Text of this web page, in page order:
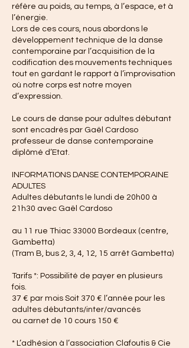
réfère au poids, au temps, à l’espace, et à
l’énergie.
Lors de ces cours, nous abordons le
développement technique de la danse
contemporaine par l’acquisition de la
codification des mouvements techniques
tout en gardant le rapport à l’improvisation
où notre corps est notre moyen
d’expression.
Le cours de danse pour adultes débutant
sont encadrés par Gaël Cardoso
professeur de danse contemporaine
diplômé d’Etat.
INFORMATIONS DANSE CONTEMPORAINE
ADULTES
Adultes débutants le lundi de 20h00 à
21h30 avec Gaël Cardoso
au 11 rue Thiac 33000 Bordeaux (centre,
Gambetta)
(Tram B, bus 2, 3, 4, 12, 15 arrêt Gambetta)
Tarifs *: Possibilité de payer en plusieurs
fois.
37 € par mois Soit 370 € l’année pour les
adultes débutants/inter/avancés
ou carnet de 10 cours 150 €
* L’adhésion à l’association Clafoutis & Cie